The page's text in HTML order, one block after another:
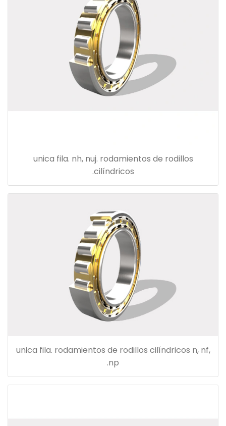
unica fila. nh, nuj. rodamientos de rodillos
cilíndricos.
unica fila. rodamientos de rodillos cilíndricos n, nf,
np.